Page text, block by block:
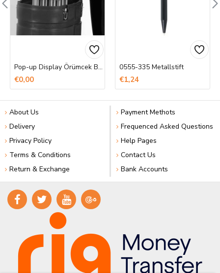
Pop-up Display Örümcek Banner Baskı
€0,00
0555-335 Metallstift
€1,24
About Us
Delivery
Privacy Policy
Terms & Conditions
Return & Exchange
Payment Methots
Frequenced Asked Questions
Help Pages
Contact Us
Bank Accounts